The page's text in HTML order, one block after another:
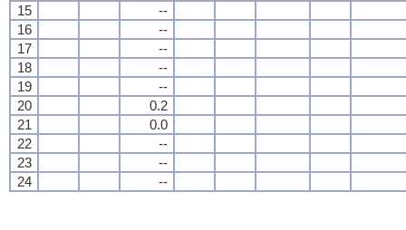
15
--
16
--
17
--
18
--
19
--
20
0.2
21
0.0
22
--
23
--
24
--